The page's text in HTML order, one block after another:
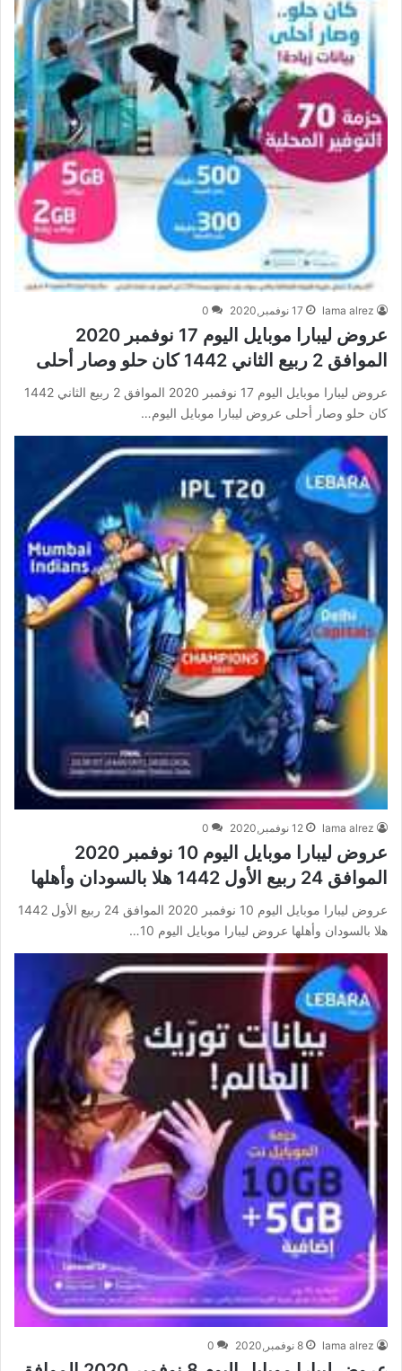
lama alrez 17 نوفمبر,2020 0
عروض ليبارا موبايل اليوم 17 نوفمبر 2020
الموافق 2 ربيع الثاني 1442 كان حلو وصار أحلى
عروض ليبارا موبايل اليوم 17 نوفمبر 2020 الموافق 2 ربيع الثاني 1442
كان حلو وصار أحلى عروض ليبارا موبايل اليوم…
lama alrez 12 نوفمبر,2020 0
عروض ليبارا موبايل اليوم 10 نوفمبر 2020
الموافق 24 ربيع الأول 1442 هلا بالسودان وأهلها
عروض ليبارا موبايل اليوم 10 نوفمبر 2020 الموافق 24 ربيع الأول 1442
هلا بالسودان وأهلها عروض ليبارا موبايل اليوم 10…
lama alrez 8 نوفمبر,2020 0